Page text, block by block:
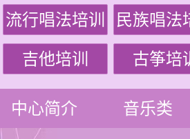
流行唱法培训 民族唱法
吉他培训 古筝培
中心简介 音乐类